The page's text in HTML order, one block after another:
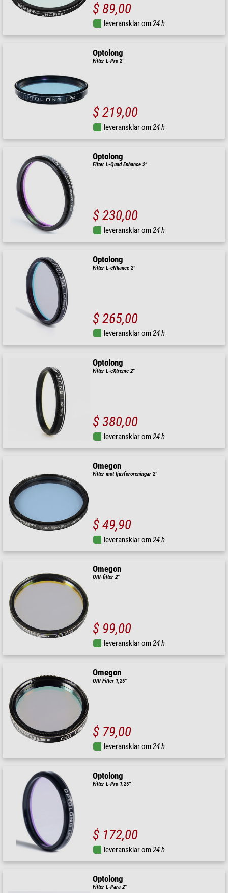
$ 89,00
leveransklar om24 h
Optolong
Filter L-Pro 2''
$ 219,00
leveransklar om24 h
Optolong
Filter L-Quad Enhance 2"
$ 230,00
leveransklar om24 h
Optolong
Filter L-eNhance 2"
$ 265,00
leveransklar om24 h
Optolong
Filter L-eXtreme 2"
$ 380,00
leveransklar om24 h
Omegon
Filter mot ljusföroreningar 2"
$ 49,90
leveransklar om24 h
Omegon
OIII-filter 2"
$ 99,00
leveransklar om24 h
Omegon
OIII Filter 1,25"
$ 79,00
leveransklar om24 h
Optolong
Filter L-Pro 1.25''
$ 172,00
leveransklar om24 h
Optolong
Filter L-Para 2"